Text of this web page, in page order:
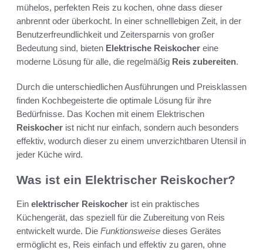
mühelos, perfekten Reis zu kochen, ohne dass dieser
anbrennt oder überkocht. In einer schnelllebigen Zeit, in der
Benutzerfreundlichkeit und Zeitersparnis von großer
Bedeutung sind, bieten Elektrische Reiskocher eine
moderne Lösung für alle, die regelmäßig Reis zubereiten.
Durch die unterschiedlichen Ausführungen und Preisklassen
finden Kochbegeisterte die optimale Lösung für ihre
Bedürfnisse. Das Kochen mit einem Elektrischen
Reiskocher ist nicht nur einfach, sondern auch besonders
effektiv, wodurch dieser zu einem unverzichtbaren Utensil in
jeder Küche wird.
Was ist ein Elektrischer Reiskocher?
Ein elektrischer Reiskocher ist ein praktisches
Küchengerät, das speziell für die Zubereitung von Reis
entwickelt wurde. Die Funktionsweise dieses Gerätes
ermöglicht es, Reis einfach und effektiv zu garen, ohne